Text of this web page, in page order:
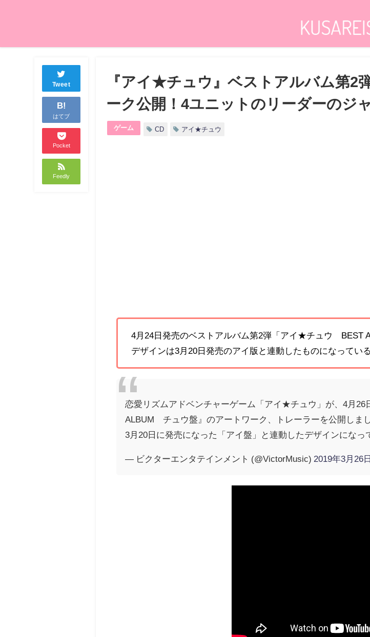
Tweet
B!
はてブ
Pocket
Feedly
『アイ★チュウ』ベストアルバム第2
ーク公開！4ユニットのリーダーのジ
ゲーム CD アイ★チュウ
4月24日発売のベストアルバム第2弾「アイ★チュウ BEST
デザインは3月20日発売のアイ版と連動したものになっている
恋愛リズムアドベンチャーゲーム「アイ★チュウ」が、4月
ALBUM チュウ盤』のアートワーク、トレーラーを公開しま
3月20日に発売になった「アイ盤」と連動したデザインになっ
— ビクターエンタテインメント (@VictorMusic) 2019年3月26日